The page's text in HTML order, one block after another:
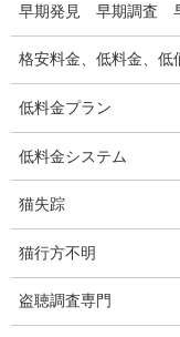
盗聴器の種類
盗撮器
盗撮調査愛知県
電磁波測定調査
早期発見 早期調査
格安料金、低料金、低
低料金プラン
低料金システム
猫失踪
猫行方不明
盗聴調査専門